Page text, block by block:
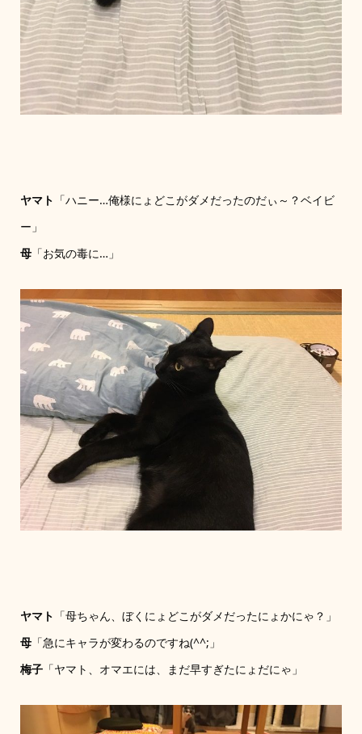
ヤマト 「ハニー…俺様にょどこがダメだったのだぃ～？ベイビ
ー」
母「お気の毒に…」
ヤマト 「母ちゃん、ぼくにょどこがダメだったにょかにゃ？」
母「急にキャラが変わるのですね(^^;」
梅子「ヤマト、オマエには、まだ早すぎたにょだにゃ」